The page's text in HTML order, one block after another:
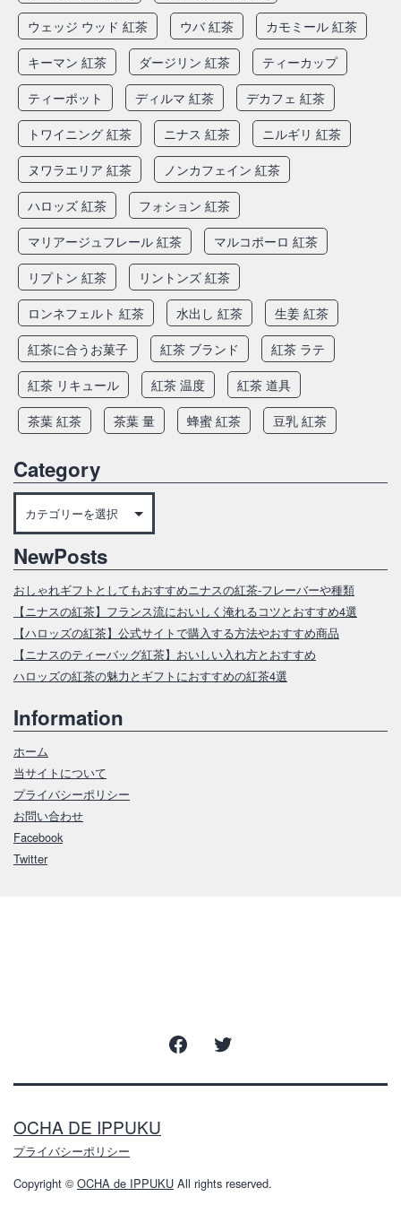
ウェッジ ウッド 紅茶
ウバ 紅茶
カモミール 紅茶
キーマン 紅茶
ダージリン 紅茶
ティーカップ
ティーポット
ディルマ 紅茶
デカフェ 紅茶
トワイニング 紅茶
ニナス 紅茶
ニルギリ 紅茶
ヌワラエリア 紅茶
ノンカフェイン 紅茶
ハロッズ 紅茶
フォション 紅茶
マリアージュフレール 紅茶
マルコポーロ 紅茶
リプトン 紅茶
リントンズ 紅茶
ロンネフェルト 紅茶
水出し 紅茶
生姜 紅茶
紅茶に合うお菓子
紅茶 ブランド
紅茶 ラテ
紅茶 リキュール
紅茶 温度
紅茶 道具
茶葉 紅茶
茶葉 量 蜂蜜 紅茶 豆乳 紅茶
Category
Category
NewPosts
おしゃれギフトとしてもおすすめニナスの紅茶‐フレーバーや種類
【ニナスの紅茶】フランス流においしく淹れるコツとおすすめ4選
【ハロッズの紅茶】公式サイトで購入する方法やおすすめ商品
【ニナスのティーバッグ紅茶】おいしい入れ方とおすすめ
ハロッズの紅茶の魅力とギフトにおすすめの紅茶4選
Information
ホーム
当サイトについて
プライバシーポリシー
お問い合わせ
Facebook
Twitter
Facebook
OCHA DE IPPUKU
プライバシーポリシー
Copyright ©OCHA de IPPUKU All rights reserved.